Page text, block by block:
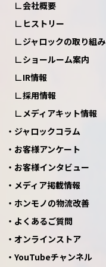
会社概要
ヒストリー
ジャロックの取り組み
ショールーム案内
IR情報
採用情報
メディアキット情報
ジャロックコラム
お客様アンケート
お客様インタビュー
メディア掲載情報
ホンモノの物流改善
よくあるご質問
オンラインストア
YouTubeチャンネル